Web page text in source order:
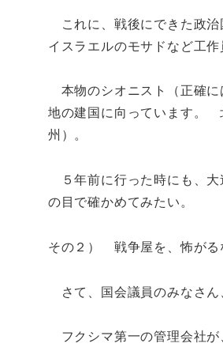
これに、戦後にできた政治
イスラエルのモサドなど工作
本物のシオニスト（正確に
地の建国に向っています。
州）。
５年前に行った時にも、大
の目で確かめてみたい。
その２） 戦争屋を、怖がる
さて、国会議員のみなさん
フクシマ第一の管理会社が